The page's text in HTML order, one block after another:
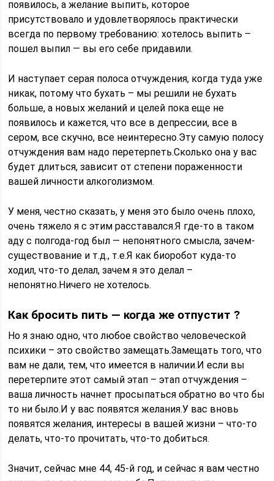
появилось, а желание выпить, которое
присутствовало и удовлетворялось практически
всегда по первому требованию: хотелось выпить –
пошел выпил — вы его себе придавили.
И наступает серая полоса отчуждения, когда туда уже
никак, потому что бухать – мы решили не бухать
больше, а новых желаний и целей пока еще не
появилось и кажется, что все в депрессии, все в
сером, все скучно, все неинтересно.Эту самую полосу
отчуждения вам надо перетерпеть.Сколько она у вас
будет длиться, зависит от степени пораженности
вашей личности алкоголизмом.
У меня, честно сказать, у меня это было очень плохо,
очень тяжело я с этим расставался.Я где-то в таком
аду с полгода-год был — непонятного смысла, зачем-
существование и т.д., т.е.Я как биоробот куда-то
ходил, что-то делал, зачем я это делал –
непонятно.Ничего не хотелось.
Как бросить пить — когда же отпустит ?
Но я знаю одно, что любое свойство человеческой
психики – это свойство замещать.Замещать того, что
вам не дали, тем, что имеется в наличии.И если вы
перетерпите этот самый этап – этап отчуждения –
ваша личность начнет просыпаться обратно во что бы
то ни было.И у вас появятся желания.У вас вновь
появятся желания, интересы в вашей жизни – что-то
делать, что-то прочитать, что-то добиться.
Значит, сейчас мне 44, 45-й год, и сейчас я вам честно